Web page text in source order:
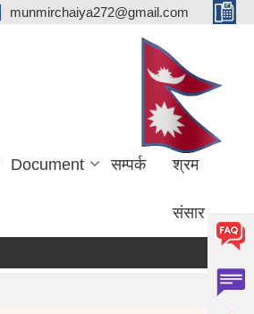
munmirchaiya272@gmail.com
Document सम्पर्क श्रम
संसार